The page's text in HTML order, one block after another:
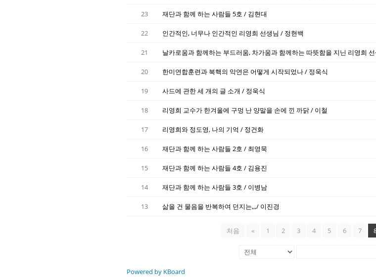
23 재단과 함께 하는 사람들 5호 / 김현대
22 인간적인, 너무나 인간적인 리영희 선생님 / 정현백
21
20 한미연합훈련과 북핵의 악연은 어떻게 시작되었나 / 정욱식
19 사드에 관한 세 개의 글 소개 / 정욱식
18 리영희 교수가 한겨울에 구멍 난 양말을 손에 낀 까닭 / 이철
17 리영희와 정도영, 나의 기억 / 정건화
16 재단과 함께 하는 사람들 2호 / 최영묵
15 재단과 함께 하는 사람들 4호 / 김용진
14 재단과 함께 하는 사람들 3호 / 이병남
13 삶을 건 물음을 반복하여 던지는,,,/ 이진경
처음 « 1 2 3 4 5 6 7
Powered by KBoard